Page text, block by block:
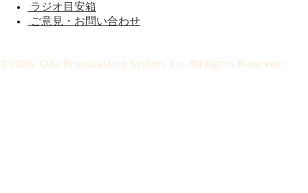
ラジオ目安箱
ご意見・お問い合わせ
©2026 Oita Broadcasting System, Inc. All Rights Reserved.